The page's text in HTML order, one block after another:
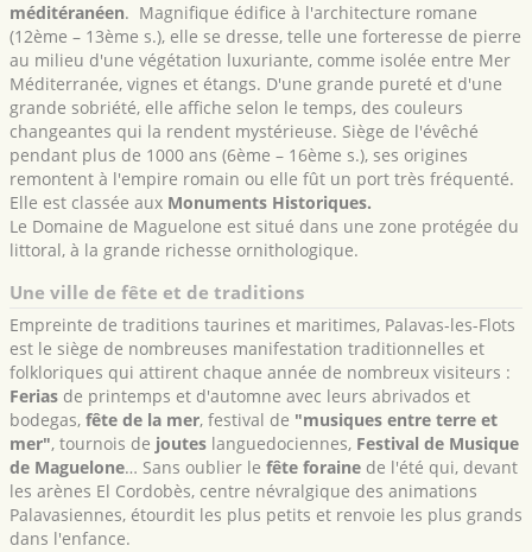
méditéranéen. Magnifique édifice à l'architecture romane
(12ème – 13ème s.), elle se dresse, telle une forteresse de pierre
au milieu d'une végétation luxuriante, comme isolée entre Mer
Méditerranée, vignes et étangs. D'une grande pureté et d'une
grande sobriété, elle affiche selon le temps, des couleurs
changeantes qui la rendent mystérieuse. Siège de l'évêché
pendant plus de 1000 ans (6ème – 16ème s.), ses origines
remontent à l'empire romain ou elle fût un port très fréquenté.
Elle est classée aux Monuments Historiques.
Le Domaine de Maguelone est situé dans une zone protégée du
littoral, à la grande richesse ornithologique.
Une ville de fête et de traditions
Empreinte de traditions taurines et maritimes, Palavas-les-Flots
est le siège de nombreuses manifestation traditionnelles et
folkloriques qui attirent chaque année de nombreux visiteurs :
Ferias de printemps et d'automne avec leurs abrivados et
bodegas, fête de la mer, festival de "musiques entre terre et
mer", tournois de joutes languedociennes, Festival de Musique
de Maguelone… Sans oublier le fête foraine de l'été qui, devant
les arènes El Cordobès, centre névralgique des animations
Palavasiennes, étourdit les plus petits et renvoie les plus grands
dans l'enfance.